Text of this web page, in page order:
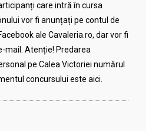
care intră în cursa
vor fi anunțați pe contul de
ale Cavaleria.ro, dar vor fi
mail. Atenție! Predarea
pe Calea Victoriei numărul
concursului este aici.